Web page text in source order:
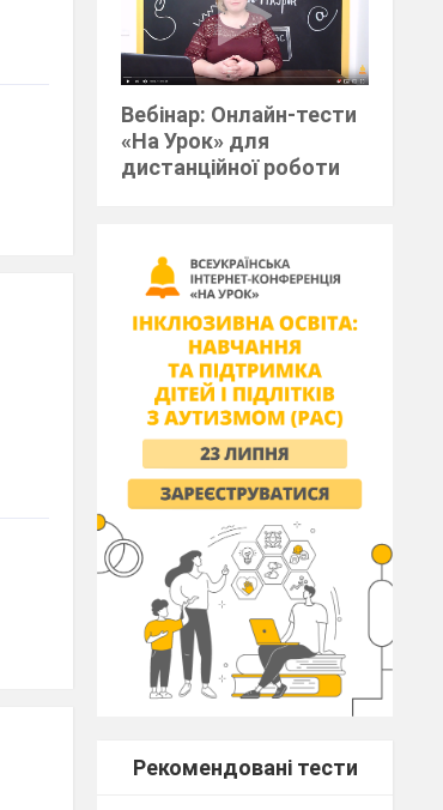
Вебінар: Онлайн-тести
«На Урок» для
дистанційної роботи
Рекомендовані тести